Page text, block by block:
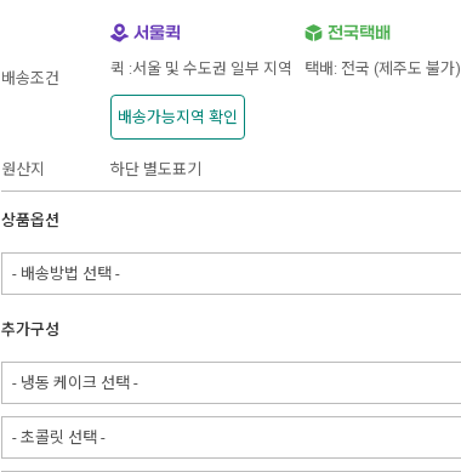
배송조건
퀵 :서울 및 수도권 일부 지역
배송가능지역 확인
택배: 전국 (제주도 불가)
원산지 하단 별도표기
상품옵션
- 배송방법 선택 -
추가구성
- 냉동 케이크 선택 -
- 초콜릿 선택 -